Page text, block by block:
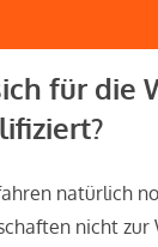
für die
natürlich
nicht zur